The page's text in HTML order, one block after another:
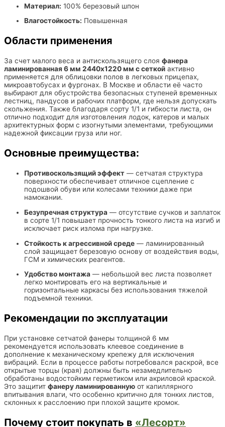
Материал: 100% березовый шпон
Влагостойкость: Повышенная
Области применения
За счет малого веса и антискользящего слоя фанера
ламинированная 6 мм 2440х1220 мм с сеткой активно
применяется для облицовки полов в легковых прицепах,
микроавтобусах и фургонах. В Москве и области её часто
выбирают для обустройства безопасных ступеней временных
лестниц, пандусов и рабочих платформ, где нельзя допускать
скольжения. Также благодаря сорту 1/1 и гибкости листа, он
отлично подходит для изготовления лодок, катеров и малых
архитектурных форм с изогнутыми элементами, требующими
надежной фиксации груза или ног.
Основные преимущества:
Противоскользящий эффект — сетчатая структура
поверхности обеспечивает отличное сцепление с
подошвой обуви или колесами техники даже при
намокании.
Безупречная структура — отсутствие сучков и заплаток
в сорте 1/1 повышает прочность тонкого листа на изгиб и
исключает риск излома при нагрузке.
Стойкость к агрессивной среде — ламинированный
слой защищает березовую основу от воздействия воды,
ГСМ и химических реагентов.
Удобство монтажа — небольшой вес листа позволяет
легко монтировать его на вертикальные и
горизонтальные каркасы без использования тяжелой
подъемной техники.
Рекомендации по эксплуатации
При установке сетчатой фанеры толщиной 6 мм
рекомендуется использовать клеевое соединение в
дополнение к механическому крепежу для исключения
вибраций. Если в процессе работы потребовался раскрой, все
открытые торцы (края) должны быть незамедлительно
обработаны водостойким герметиком или акриловой краской.
Это защитит фанеру ламинированную от капиллярного
впитывания влаги, что особенно критично для тонких листов,
склонных к расслоению при плохой защите кромок.
Почему стоит покупать в «Лесорт»